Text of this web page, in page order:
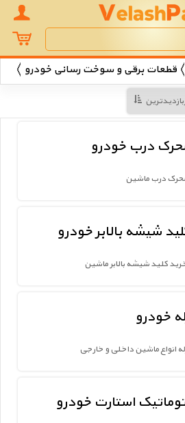
قطعات برقی و سوخت رسانی خودرو
درب خودرو
درب ماشین
شیشه بالابر خودرو
کلید شیشه بالابر ماشین
خودرو
انواع ماشین داخلی و خارجی
استارت خودرو